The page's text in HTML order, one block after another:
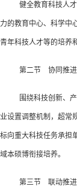
健全教育科技人
力的教育中心、科学中
青年科技人才等的培养
第二节 协同推进
围绕科技创新、
业设置调整机制，超常
标向重大科技任务承担
域本硕博衔接培养。
第三节 联动推进